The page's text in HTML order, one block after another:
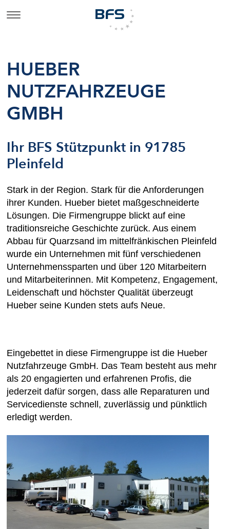
HUEBER
NUTZFAHRZEUGE
GMBH
Ihr BFS Stützpunkt in 91785
Pleinfeld
Stark in der Region. Stark für die Anforderungen
ihrer Kunden. Hueber bietet maßgeschneiderte
Lösungen. Die Firmengruppe blickt auf eine
traditionsreiche Geschichte zurück. Aus einem
Abbau für Quarzsand im mittelfränkischen Pleinfeld
wurde ein Unternehmen mit fünf verschiedenen
Unternehmenssparten und über 120 Mitarbeitern
und Mitarbeiterinnen. Mit Kompetenz, Engagement,
Leidenschaft und höchster Qualität überzeugt
Hueber seine Kunden stets aufs Neue.
Eingebettet in diese Firmengruppe ist die Hueber
Nutzfahrzeuge GmbH. Das Team besteht aus mehr
als 20 engagierten und erfahrenen Profis, die
jederzeit dafür sorgen, dass alle Reparaturen und
Servicedienste schnell, zuverlässig und pünktlich
erledigt werden.